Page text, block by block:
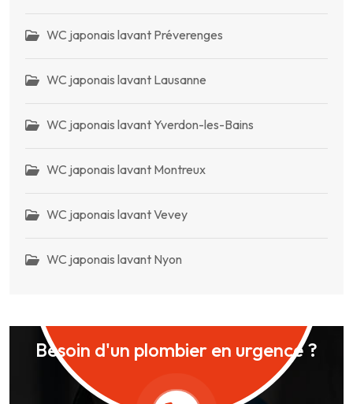
WC japonais lavant Préverenges
WC japonais lavant Lausanne
WC japonais lavant Yverdon-les-Bains
WC japonais lavant Montreux
WC japonais lavant Vevey
WC japonais lavant Nyon
Besoin d'un plombier en urgence ?